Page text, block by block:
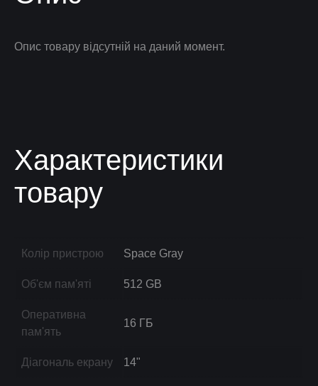
Опис товару відсутній на даний момент.
Характеристики
товару
Колір пристрою Space Gray
Об'єм пам'яті 512 GB
Оперативна
пам'ять
16 ГБ
Діагональ екрану 14"